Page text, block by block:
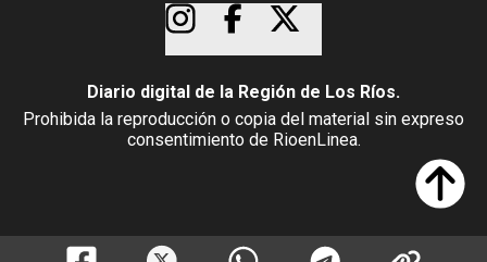
Diario digital de la Región de Los Ríos.
Prohibida la reproducción o copia del material sin expreso
consentimiento de RioenLinea.